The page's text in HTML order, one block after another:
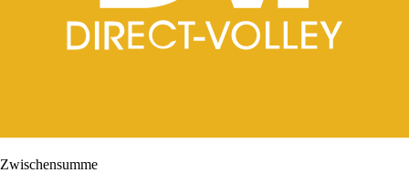
Zwischensumme